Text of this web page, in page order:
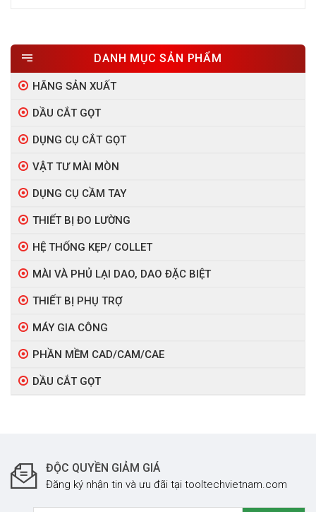
DANH MỤC SẢN PHẨM
HÃNG SẢN XUẤT
DẦU CẮT GỌT
DỤNG CỤ CẮT GỌT
VẬT TƯ MÀI MÒN
DỤNG CỤ CẦM TAY
THIẾT BỊ ĐO LƯỜNG
HỆ THỐNG KẸP/ COLLET
MÀI VÀ PHỦ LẠI DAO, DAO ĐẶC BIỆT
THIẾT BỊ PHỤ TRỢ
MÁY GIA CÔNG
PHẦN MỀM CAD/CAM/CAE
DẦU CẮT GỌT
ĐỘC QUYỀN GIẢM GIÁ
Đăng ký nhận tin và ưu đãi tại tooltechvietnam.com